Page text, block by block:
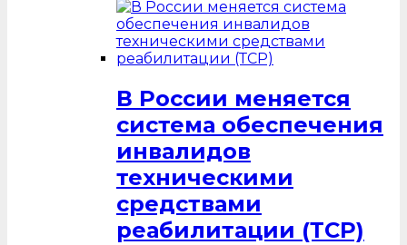
В России меняется
система обеспечения
инвалидов
техническими
средствами
реабилитации (ТСР)